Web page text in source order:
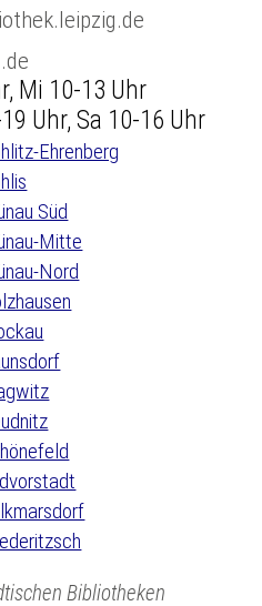
Mi 10-13 Uhr
Uhr, Sa 10-16 Uhr
Ehrenberg
Süd
Mitte
Nord
Bibliotheken